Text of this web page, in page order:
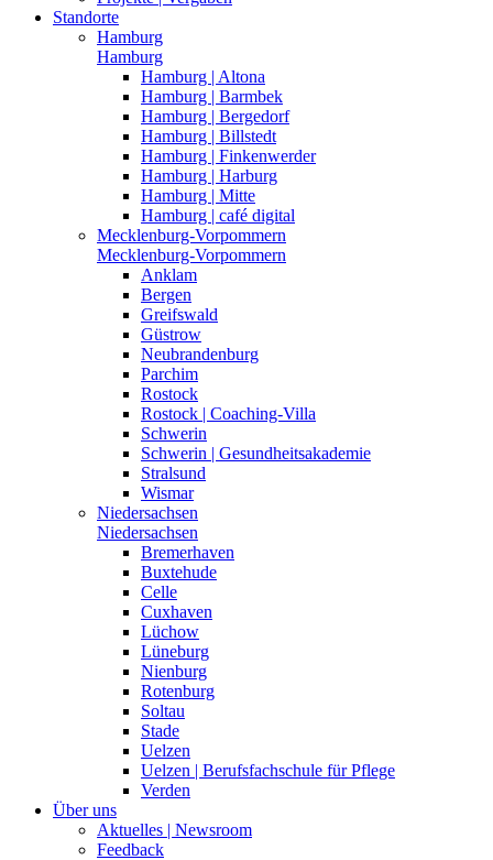
Standorte
Hamburg
Hamburg
Hamburg | Altona
Hamburg | Barmbek
Hamburg | Bergedorf
Hamburg | Billstedt
Hamburg | Finkenwerder
Hamburg | Harburg
Hamburg | Mitte
Hamburg | café digital
Mecklenburg-Vorpommern
Mecklenburg-Vorpommern
Anklam
Bergen
Greifswald
Güstrow
Neubrandenburg
Parchim
Rostock
Rostock | Coaching-Villa
Schwerin
Schwerin | Gesundheitsakademie
Stralsund
Wismar
Niedersachsen
Niedersachsen
Bremerhaven
Buxtehude
Celle
Cuxhaven
Lüchow
Lüneburg
Nienburg
Rotenburg
Soltau
Stade
Uelzen
Uelzen | Berufsfachschule für Pflege
Verden
Über uns
Aktuelles | Newsroom
Feedback